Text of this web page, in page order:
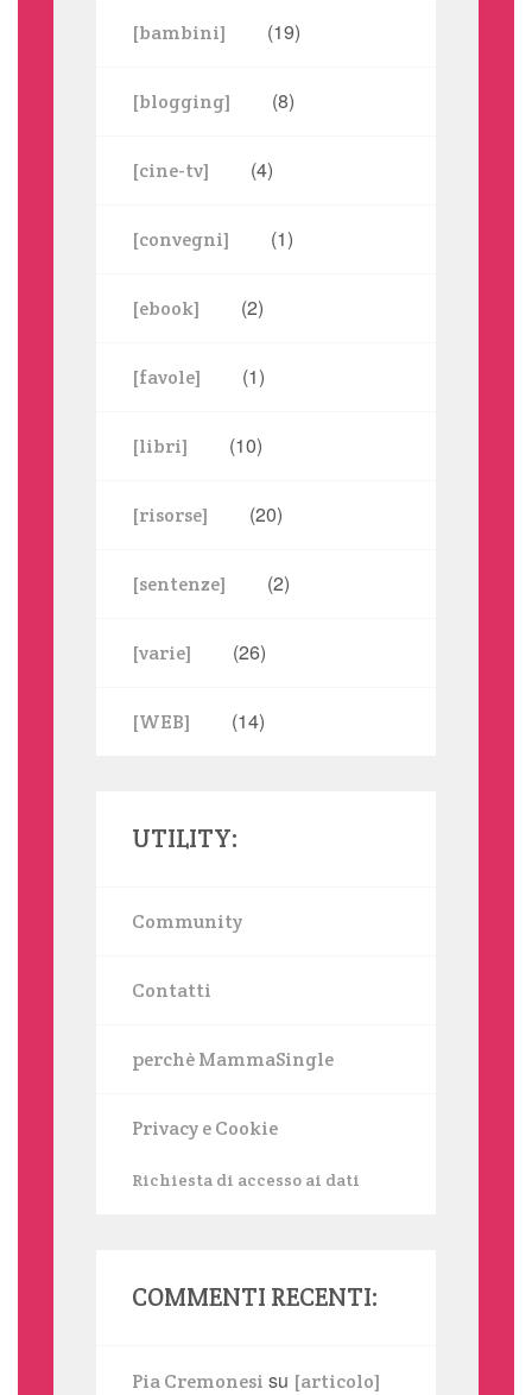
[bambini] (19)
[blogging] (8)
[cine-tv] (4)
[convegni] (1)
[ebook] (2)
[favole] (1)
[libri] (10)
[risorse] (20)
[sentenze] (2)
[varie] (26)
[WEB] (14)
UTILITY:
Community
Contatti
perchè MammaSingle
Privacy e Cookie
Richiesta di accesso ai dati
COMMENTI RECENTI:
Pia Cremonesi su [articolo]